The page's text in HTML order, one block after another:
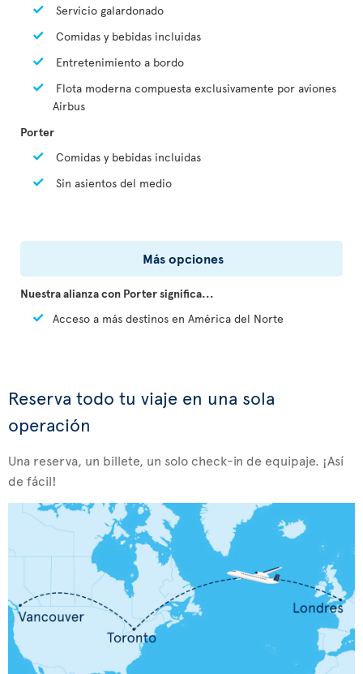
Servicio galardonado
Comidas y bebidas incluidas
Entretenimiento a bordo
Flota moderna compuesta exclusivamente por aviones
Airbus
Porter
Comidas y bebidas incluidas
Sin asientos del medio
Más opciones
Nuestra alianza con Porter significa...
Acceso a más destinos en América del Norte
Reserva todo tu viaje en una sola
operación
Una reserva, un billete, un solo check-in de equipaje. ¡Así
de fácil!